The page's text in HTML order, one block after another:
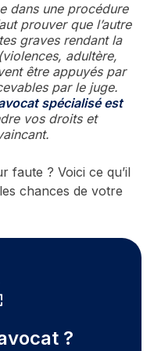
dans une procédure
prouver que l’autre
graves rendant la
adultère,
être appuyés par
par le juge.
spécialisé est
vos droits et
faute ? Voici ce qu’il
chances de votre
?